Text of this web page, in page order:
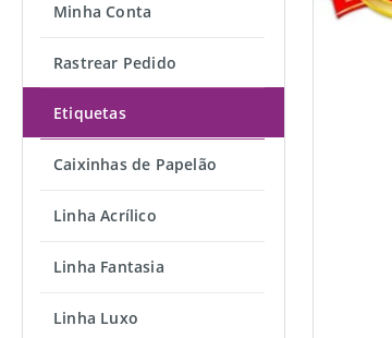
Minha Conta
Rastrear Pedido
Etiquetas
Caixinhas de Papelão
Linha Acrílico
Linha Fantasia
Linha Luxo